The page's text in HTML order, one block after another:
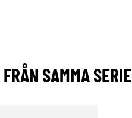
SAMMA SERIE